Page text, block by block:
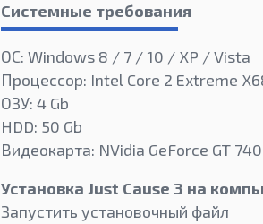
Системные требования
ОС: Windows 8 / 7 / 10 / XP / Vista
Процессор: Intel Core 2 Extreme
ОЗУ: 4 Gb
HDD: 50 Gb
Видеокарта: NVidia GeForce GT
Установка Just Cause 3 на
Запустить установочный файл